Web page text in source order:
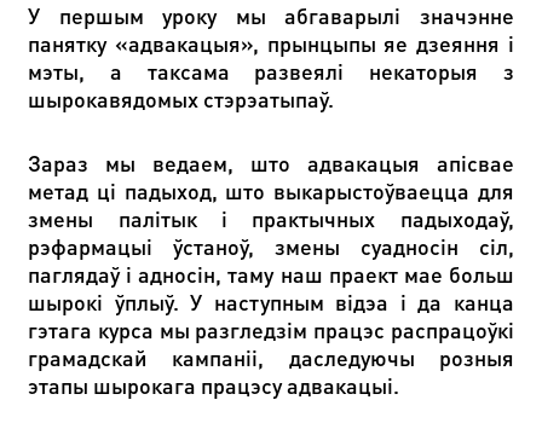
У першым уроку мы абгаварылі значэнне
панятку «адвакацыя», прынцыпы яе дзеяння і
мэты, а таксама развеялі некаторыя з
шырокавядомых стэрэатыпаў.
Зараз мы ведаем, што адвакацыя апісвае
метад ці падыход, што выкарыстоўваецца для
змены палітык і практычных падыходаў,
рэфармацыі ўстаноў, змены суадносін сіл,
паглядаў і адносін, таму наш праект мае больш
шырокі ўплыў. У наступным відэа і да канца
гэтага курса мы разгледзім працэс распрацоўкі
грамадскай кампаніі, даследуючы розныя
этапы шырокага працэсу адвакацыі.